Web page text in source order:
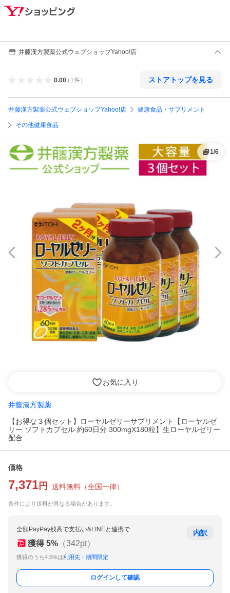
井藤漢方製薬公式ウェブショップYahoo!店
0.00（ 1件） ストアトップを見る
井藤漢方製薬公式ウェブショップYahoo!店 健康食品・サプリメント
その他健康食品
1/6
お気に入り
井藤漢方製薬
【お得な３個セット】ローヤルゼリーサプリメント【ローヤルゼ
リー ソフトカプセル 約60日分 300mgX180粒】生ローヤルゼリー
配合
価格
7,371 円 送料無料 （全国一律）
条件により送料が異なる場合があります。
全額PayPay残高で支払い&LINEと連携で
獲得 5% （342pt）
獲得のうち4.5%は利用先・期間限定
内訳
ログインして確認